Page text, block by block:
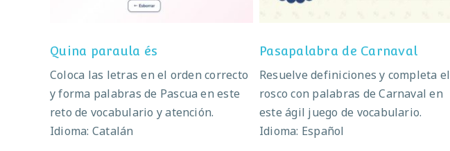
Quina paraula és
Coloca las letras en el orden correcto
y forma palabras de Pascua en este
reto de vocabulario y atención.
Idioma: Catalán
Pasapalabra de Carnaval
Resuelve definiciones y completa el
rosco con palabras de Carnaval en
este ágil juego de vocabulario.
Idioma: Español